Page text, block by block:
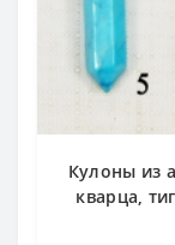
Кулоны из
кварца,